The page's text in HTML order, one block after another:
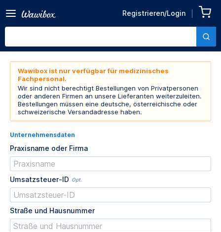
Registrieren/Login
Wawibox ist nur verfügbar für medizinisches
Fachpersonal.
Wir sind nicht berechtigt Bestellungen von Privatpersonen
oder anderen Firmen an unsere Lieferanten weiterzuleiten.
Bestellungen müssen eine deutsche, österreichische oder
schweizerische Versandadresse haben.
Unternehmensdaten
Praxisname oder Firma
Umsatzsteuer-ID Opt.
Straße und Hausnummer